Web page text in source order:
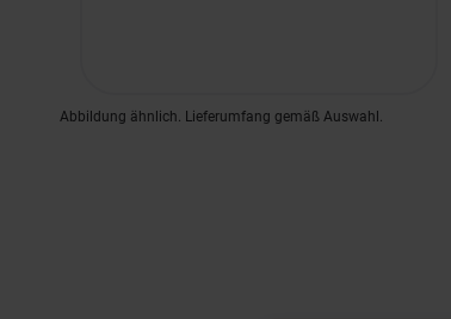
Abbildung ähnlich. Lieferumfang gemäß Auswahl.